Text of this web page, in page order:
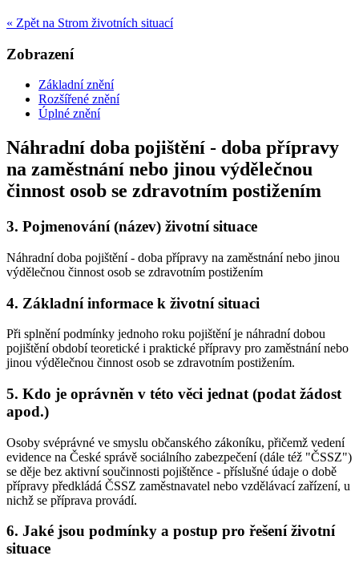
« Zpět na Strom životních situací
Zobrazení
Základní znění
Rozšířené znění
Úplné znění
Náhradní doba pojištění - doba přípravy
na zaměstnání nebo jinou výdělečnou
činnost osob se zdravotním postižením
3. Pojmenování (název) životní situace
Náhradní doba pojištění - doba přípravy na zaměstnání nebo jinou
výdělečnou činnost osob se zdravotním postižením
4. Základní informace k životní situaci
Při splnění podmínky jednoho roku pojištění je náhradní dobou
pojištění období teoretické i praktické přípravy pro zaměstnání nebo
jinou výdělečnou činnost osob se zdravotním postižením.
5. Kdo je oprávněn v této věci jednat (podat žádost
apod.)
Osoby svéprávné ve smyslu občanského zákoníku, přičemž vedení
evidence na České správě sociálního zabezpečení (dále též "ČSSZ")
se děje bez aktivní součinnosti pojištěnce - příslušné údaje o době
přípravy předkládá ČSSZ zaměstnavatel nebo vzdělávací zařízení, u
nichž se příprava provádí.
6. Jaké jsou podmínky a postup pro řešení životní
situace